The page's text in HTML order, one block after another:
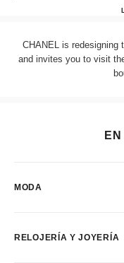
CHANEL is redesigning
and invites you to visit
MODA
RELOJERÍA Y JOYERÍA